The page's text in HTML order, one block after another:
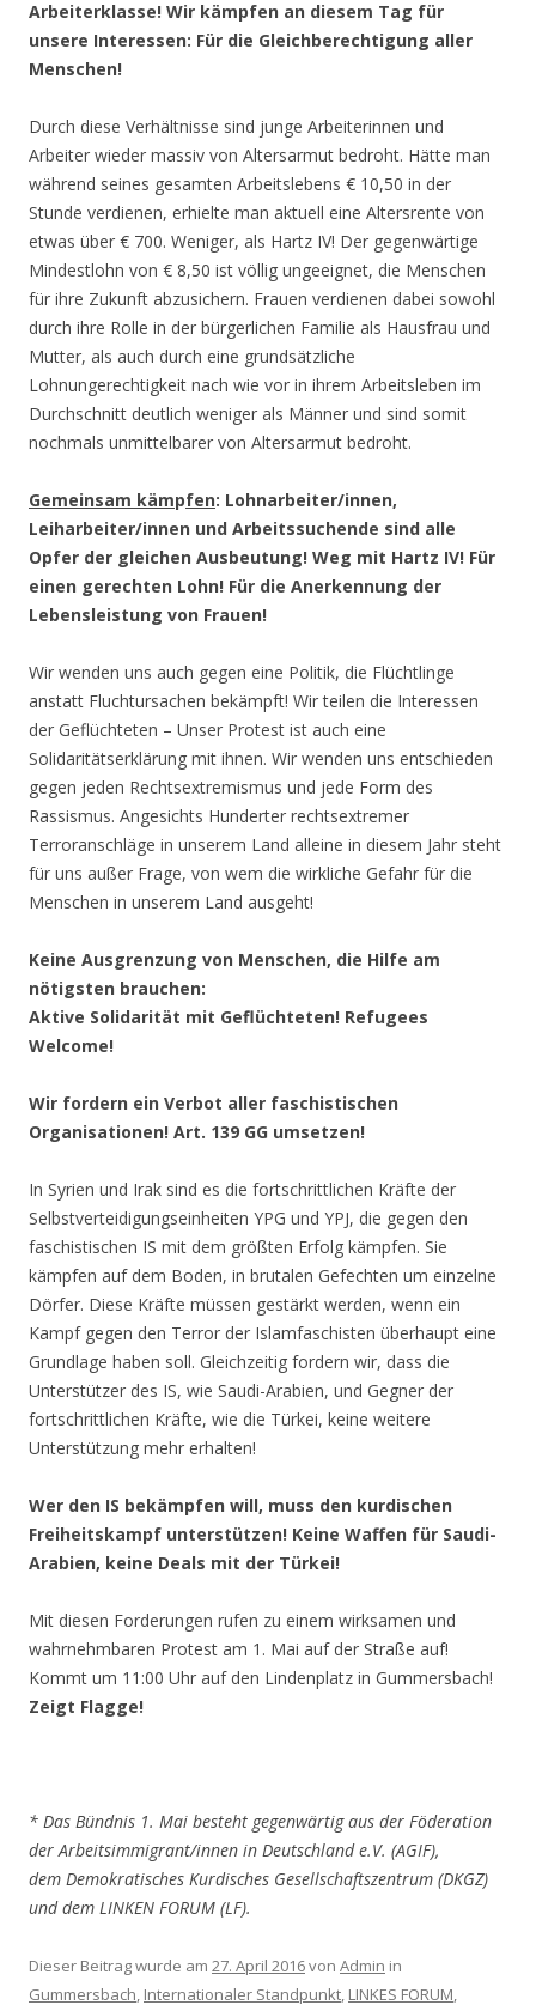
Arbeiterklasse! Wir kämpfen an diesem Tag für
unsere Interessen: Für die Gleichberechtigung aller
Menschen!
Durch diese Verhältnisse sind junge Arbeiterinnen und
Arbeiter wieder massiv von Altersarmut bedroht. Hätte man
während seines gesamten Arbeitslebens € 10,50 in der
Stunde verdienen, erhielte man aktuell eine Altersrente von
etwas über € 700. Weniger, als Hartz IV! Der gegenwärtige
Mindestlohn von € 8,50 ist völlig ungeeignet, die Menschen
für ihre Zukunft abzusichern. Frauen verdienen dabei sowohl
durch ihre Rolle in der bürgerlichen Familie als Hausfrau und
Mutter, als auch durch eine grundsätzliche
Lohnungerechtigkeit nach wie vor in ihrem Arbeitsleben im
Durchschnitt deutlich weniger als Männer und sind somit
nochmals unmittelbarer von Altersarmut bedroht.
Gemeinsam kämpfen: Lohnarbeiter/innen,
Leiharbeiter/innen und Arbeitssuchende sind alle
Opfer der gleichen Ausbeutung! Weg mit Hartz IV! Für
einen gerechten Lohn! Für die Anerkennung der
Lebensleistung von Frauen!
Wir wenden uns auch gegen eine Politik, die Flüchtlinge
anstatt Fluchtursachen bekämpft! Wir teilen die Interessen
der Geflüchteten – Unser Protest ist auch eine
Solidaritätserklärung mit ihnen. Wir wenden uns entschieden
gegen jeden Rechtsextremismus und jede Form des
Rassismus. Angesichts Hunderter rechtsextremer
Terroranschläge in unserem Land alleine in diesem Jahr steht
für uns außer Frage, von wem die wirkliche Gefahr für die
Menschen in unserem Land ausgeht!
Keine Ausgrenzung von Menschen, die Hilfe am
nötigsten brauchen:
Aktive Solidarität mit Geflüchteten! Refugees
Welcome!
Wir fordern ein Verbot aller faschistischen
Organisationen! Art. 139 GG umsetzen!
In Syrien und Irak sind es die fortschrittlichen Kräfte der
Selbstverteidigungseinheiten YPG und YPJ, die gegen den
faschistischen IS mit dem größten Erfolg kämpfen. Sie
kämpfen auf dem Boden, in brutalen Gefechten um einzelne
Dörfer. Diese Kräfte müssen gestärkt werden, wenn ein
Kampf gegen den Terror der Islamfaschisten überhaupt eine
Grundlage haben soll. Gleichzeitig fordern wir, dass die
Unterstützer des IS, wie Saudi-Arabien, und Gegner der
fortschrittlichen Kräfte, wie die Türkei, keine weitere
Unterstützung mehr erhalten!
Wer den IS bekämpfen will, muss den kurdischen
Freiheitskampf unterstützen! Keine Waffen für Saudi-
Arabien, keine Deals mit der Türkei!
Mit diesen Forderungen rufen zu einem wirksamen und
wahrnehmbaren Protest am 1. Mai auf der Straße auf!
Kommt um 11:00 Uhr auf den Lindenplatz in Gummersbach!
Zeigt Flagge!
* Das Bündnis 1. Mai besteht gegenwärtig aus der Föderation
der Arbeitsimmigrant/innen in Deutschland e.V. (AGIF),
dem Demokratisches Kurdisches Gesellschaftszentrum (DKGZ)
und dem LINKEN FORUM (LF).
Dieser Beitrag wurde am 27. April 2016von Admin in
Gummersbach, Internationaler Standpunkt, LINKES FORUM,